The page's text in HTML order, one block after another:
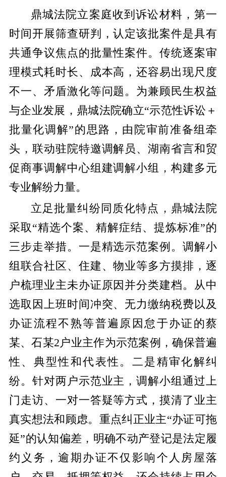
鼎城法院立案庭收到诉讼材料，第一
时间开展筛查研判，认定该批案件是具有
共通争议焦点的批量性案件。传统逐案审
理模式耗时长、成本高，还容易出现尺度
不一、矛盾激化等问题。为兼顾民生权益
与企业发展，鼎城法院确立“示范性诉讼＋
批量化调解”的思路，由院审前准备组牵
头，联动驻院特邀调解员、湖南省言和贸
促商事调解中心组建调解小组，构建多元
专业解纷力量。
立足批量纠纷同质化特点，鼎城法院
采取 “精选个案、精解症结、提炼标准”的
三步走举措。 一是精选示范案例。调解小
组联合社区、住建、物业等多方摸排，逐
户梳理业主未办证原因并分类建档。从中
选取因上班时间冲突、无力缴纳税费以及
办证流程不熟等普遍原因怠于办证的蔡
某、石某2户业主作为示范案例，确保普遍
性、典型性和代表性。 二是精审化解纠
纷。 针对两户示范业主，调解小组通过上
门走访、一对一答疑等方式，摸清了业主
真实想法和顾虑。重点纠正业主“办证可拖
延”的认知偏差，明确不动产登记是法定履
约义务，逾期办证不仅影响个人房屋落